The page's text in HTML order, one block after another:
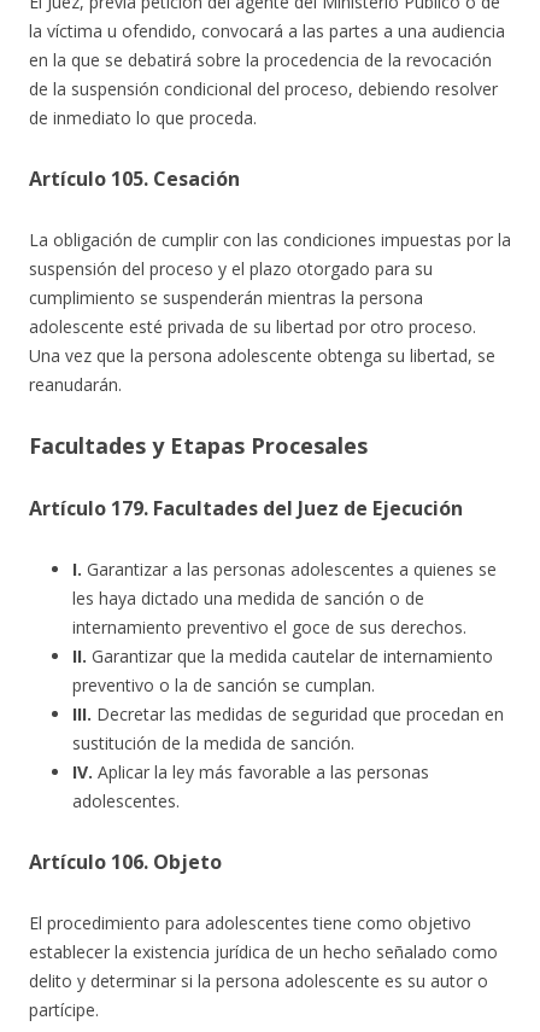
la víctima u ofendido, convocará a las partes a una audiencia
en la que se debatirá sobre la procedencia de la revocación
de la suspensión condicional del proceso, debiendo resolver
de inmediato lo que proceda.
Artículo 105. Cesación
La obligación de cumplir con las condiciones impuestas por la
suspensión del proceso y el plazo otorgado para su
cumplimiento se suspenderán mientras la persona
adolescente esté privada de su libertad por otro proceso.
Una vez que la persona adolescente obtenga su libertad, se
reanudarán.
Facultades y Etapas Procesales
Artículo 179. Facultades del Juez de Ejecución
I. Garantizar a las personas adolescentes a quienes se
les haya dictado una medida de sanción o de
internamiento preventivo el goce de sus derechos.
II. Garantizar que la medida cautelar de internamiento
preventivo o la de sanción se cumplan.
III. Decretar las medidas de seguridad que procedan en
sustitución de la medida de sanción.
IV. Aplicar la ley más favorable a las personas
adolescentes.
Artículo 106. Objeto
El procedimiento para adolescentes tiene como objetivo
establecer la existencia jurídica de un hecho señalado como
delito y determinar si la persona adolescente es su autor o
partícipe.